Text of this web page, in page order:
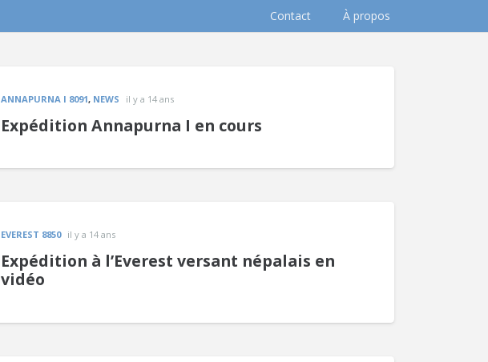
Contact À propos
ANNAPURNA I 8091, NEWS il y a 14 ans
Expédition Annapurna I en cours
EVEREST 8850 il y a 14 ans
Expédition à l’Everest versant népalais en
vidéo